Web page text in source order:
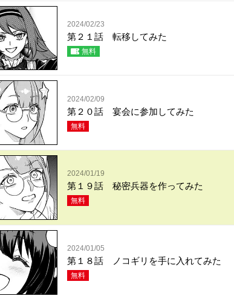
2024/02/23
第２１話 転移してみた
無料
2024/02/09
第２０話 宴会に参加してみた
無料
2024/01/19
第１９話 秘密兵器を作ってみた
無料
2024/01/05
第１８話 ノコギリを手に入れてみた
無料